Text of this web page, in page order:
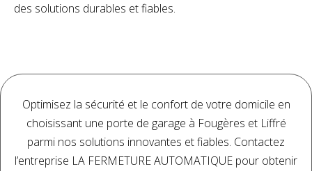
des solutions durables et fiables.
Optimisez la sécurité et le confort de votre domicile en
choisissant une porte de garage à Fougères et Liffré
parmi nos solutions innovantes et fiables. Contactez
l’entreprise LA FERMETURE AUTOMATIQUE pour obtenir